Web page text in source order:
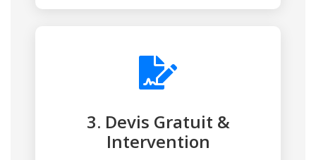
3. Devis Gratuit &
Intervention